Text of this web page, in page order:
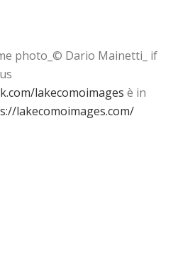
photo_© Dario Mainetti_ if
lakecomoimages è in
lakecomoimages.com/